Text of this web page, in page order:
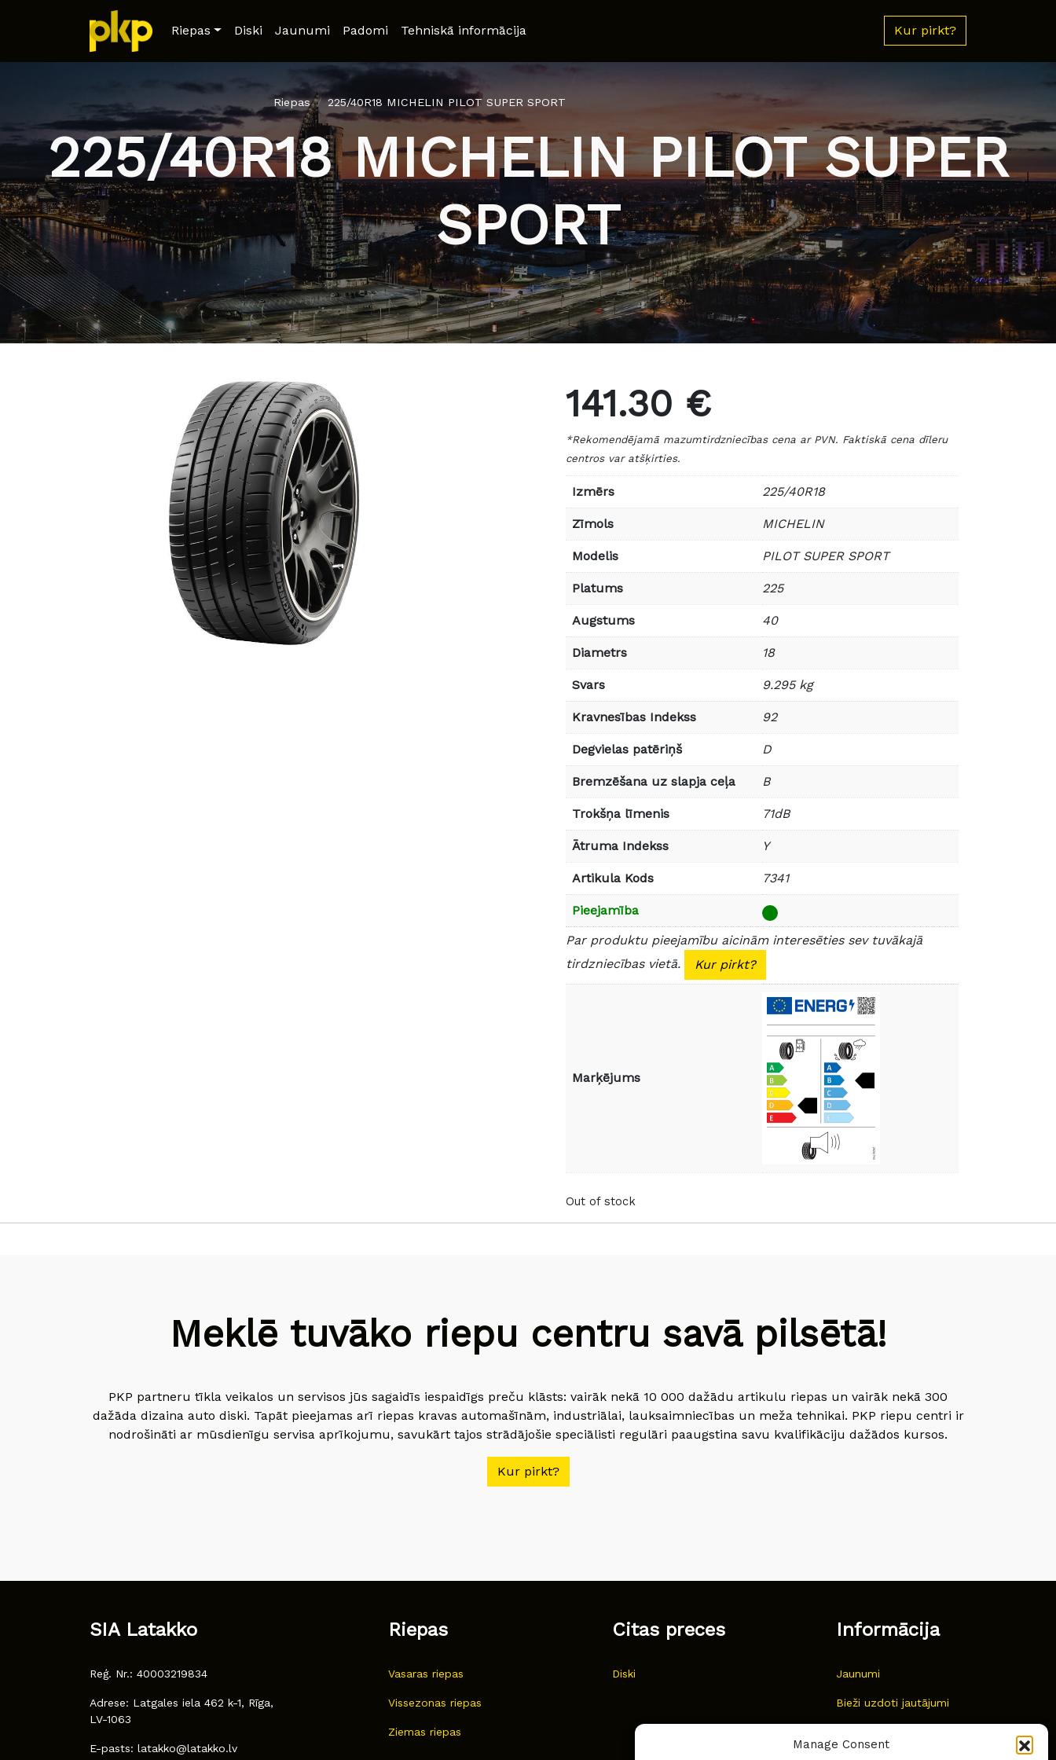
Manage Consent
Riepas Diski Jaunumi Padomi Tehniskā informācija Kur pirkt?
Riepas 225/40R18 MICHELIN PILOT SUPER SPORT
225/40R18 MICHELIN PILOT SUPER
SPORT
141.30 €
*Rekomendējamā mazumtirdzniecības cena ar PVN. Faktiskā cena dīleru
centros var atšķirties.
Izmērs 225/40R18
Zīmols MICHELIN
Modelis PILOT SUPER SPORT
Platums 225
Augstums 40
Diametrs 18
Svars 9.295 kg
Kravnesības Indekss 92
Degvielas patēriņš D
Bremzēšana uz slapja ceļa B
Trokšņa līmenis 71dB
Ātruma Indekss Y
Artikula Kods 7341
Pieejamība
Par produktu pieejamību aicinām interesēties sev tuvākajā
tirdzniecības vietā.
Kur pirkt?
Marķējums
Out of stock
Meklē tuvāko riepu centru savā pilsētā!
PKP partneru tīkla veikalos un servisos jūs sagaidīs iespaidīgs preču klāsts: vairāk nekā 10 000 dažādu artikulu riepas un vairāk nekā 300
dažāda dizaina auto diski. Tapāt pieejamas arī riepas kravas automašīnām, industriālai, lauksaimniecības un meža tehnikai. PKP riepu centri ir
nodrošināti ar mūsdienīgu servisa aprīkojumu, savukārt tajos strādājošie speciālisti regulāri paaugstina savu kvalifikāciju dažādos kursos.
Kur pirkt?
SIA Latakko
Reģ. Nr.: 40003219834
Adrese: Latgales iela 462 k-1, Rīga,
LV-1063
E-pasts: latakko@latakko.lv
Riepas
Vasaras riepas
Vissezonas riepas
Ziemas riepas
Citas preces
Diski
Informācija
Jaunumi
Bieži uzdoti jautājumi